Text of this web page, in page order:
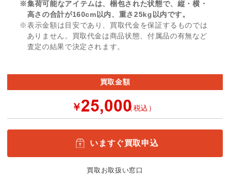
※集荷可能なアイテムは、梱包された状態で、縦・横・
高さの合計が160cm以内、重さ25kg以内です。
※表示金額は目安であり、買取代金を保証するものでは
ありません。買取代金は商品状態、付属品の有無など
査定の結果で決定されます。
買取金額
￥ （税込）
いますぐ買取申込
買取お取扱い窓口